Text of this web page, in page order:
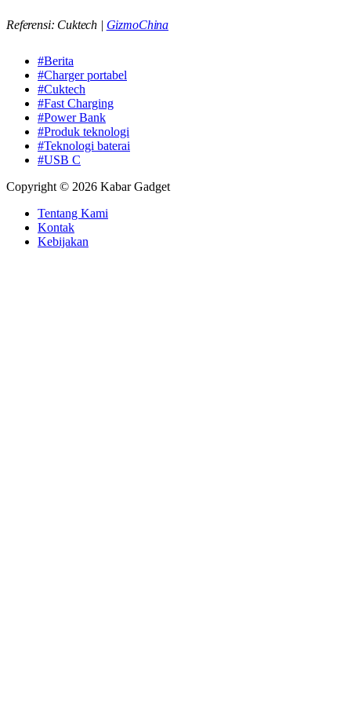
Referensi: Cuktech | GizmoChina
#Berita
#Charger portabel
#Cuktech
#Fast Charging
#Power Bank
#Produk teknologi
#Teknologi baterai
#USB C
Copyright © 2026 Kabar Gadget
Tentang Kami
Kontak
Kebijakan